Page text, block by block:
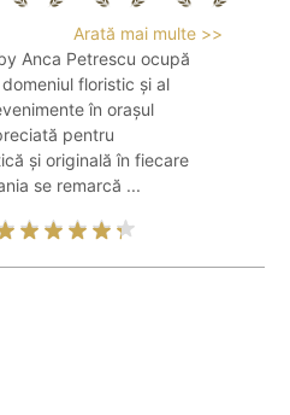
Arată mai multe >>
Anca Petrescu ocupă
floristic și al
în orașul
pentru
și originală în fiecare
se remarcă ...